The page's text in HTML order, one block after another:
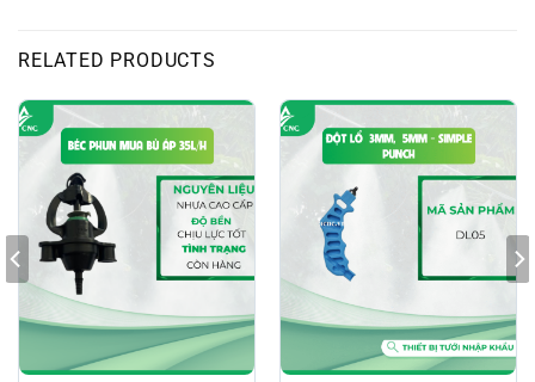
RELATED PRODUCTS